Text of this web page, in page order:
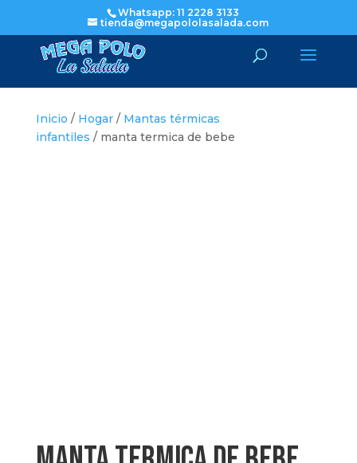
Whatsapp: 11 2228 3133
tienda@megapololasalada.com
Inicio / Hogar/ Mantas térmicas
infantiles / manta termica de bebe